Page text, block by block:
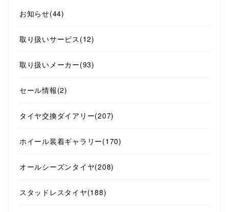
お知らせ(44)
取り扱いサービス (12)
取り扱いメーカー(93)
セール情報(2)
タイヤ交換ダイアリー(207)
ホイール装着ギャラリー(170)
オールシーズンタイヤ(208)
スタッドレスタイヤ(188)